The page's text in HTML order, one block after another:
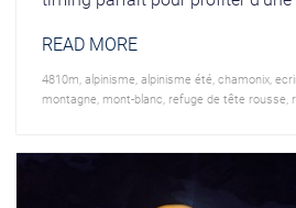
READ MORE
4810m, alpinisme, alpinisme été, chamonix,
montagne, mont-blanc, refuge de tête rousse,